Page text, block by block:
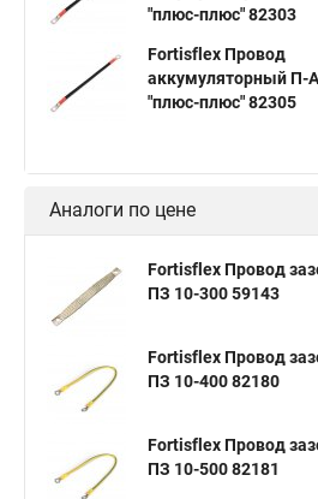
"плюс-плюс" 82303
Fortisflex Провод
аккумуляторный П-
"плюс-плюс" 82305
Аналоги по цене
Fortisflex Провод
ПЗ 10-300 59143
Fortisflex Провод
ПЗ 10-400 82180
Fortisflex Провод
ПЗ 10-500 82181